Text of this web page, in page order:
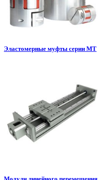
Эластомерные муфты серии МТ